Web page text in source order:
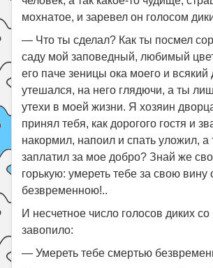
мохнатое, и заревел он голосом
— Что ты сделал? Как ты посмел
саду мой заповедный, любимый
его паче зеницы ока моего и всякий
утешался, на него глядючи, а ты
утехи в моей жизни. Я хозяин
принял тебя, как дорогого гостя и
накормил, напоил и спать уложил, а
заплатил за мое добро? Знай же
горькую: умереть тебе за свою вину
безвременною!..
И несчетное число голосов диких со
завопило:
— Умереть тебе смертью